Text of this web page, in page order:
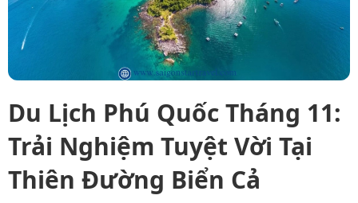
Du Lịch Phú Quốc Tháng 11:
Trải Nghiệm Tuyệt Vời Tại
Thiên Đường Biển Cả